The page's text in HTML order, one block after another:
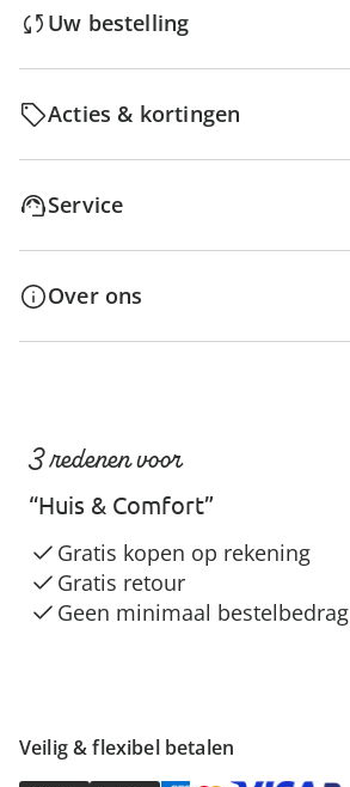
Uw bestelling
Acties & kortingen
Service
Over ons
Veilig & flexibel betalen
3 redenen voor
“Huis & Comfort”
Gratis kopen op rekening
Gratis retour
Geen minimaal bestelbedrag